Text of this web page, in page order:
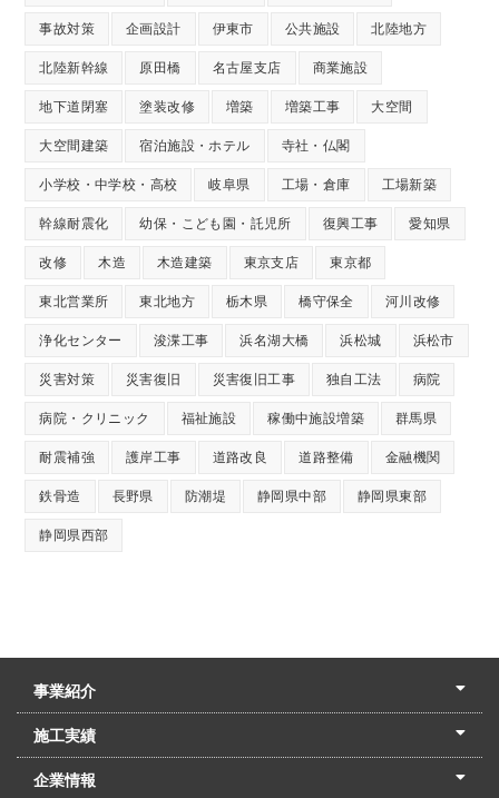
事故対策 企画設計 伊東市 公共施設 北陸地方
北陸新幹線 原田橋 名古屋支店 商業施設
地下道閉塞 塗装改修 増築 増築工事 大空間
大空間建築 宿泊施設・ホテル 寺社・仏閣
小学校・中学校・高校 岐阜県 工場・倉庫 工場新築
幹線耐震化 幼保・こども園・託児所 復興工事 愛知県
改修 木造 木造建築 東京支店 東京都
東北営業所 東北地方 栃木県 橋守保全 河川改修
浄化センター 浚渫工事 浜名湖大橋 浜松城 浜松市
災害対策 災害復旧 災害復旧工事 独自工法 病院
病院・クリニック 福祉施設 稼働中施設増築 群馬県
耐震補強 護岸工事 道路改良 道路整備 金融機関
鉄骨造 長野県 防潮堤 静岡県中部 静岡県東部
静岡県西部
事業紹介
土木本部
建築本部
PPP・PFI
リフォーム・リノベーション
中村建設の家
施工実績
土木部門
建築部門
リフォーム部門
住宅部門
名古屋支店
東京支店
企業情報